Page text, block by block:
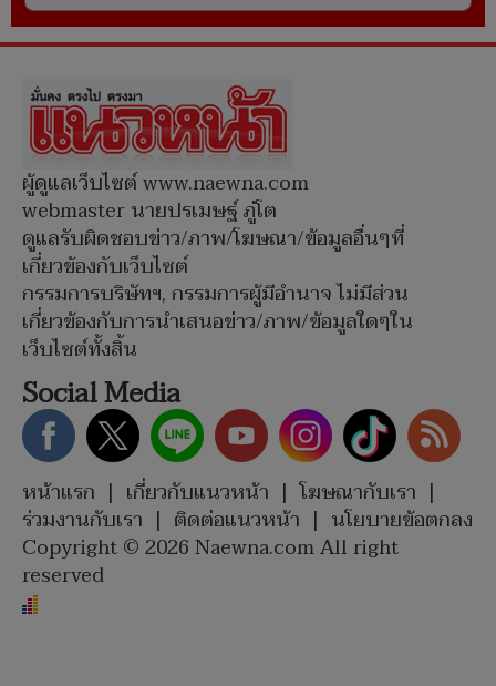
ผู้ดูแลเว็บไซต์ www.naewna.com
webmaster นายปรเมษฐ์ ภู่โต
ดูแลรับผิดชอบข่าว/ภาพ/โฆษณา/ข้อมูลอื่นๆที่
เกี่ยวข้องกับเว็บไซต์
กรรมการบริษัทฯ, กรรมการผู้มีอำนาจ ไม่มีส่วน
เกี่ยวข้องกับการนำเสนอข่าว/ภาพ/ข้อมูลใดๆใน
เว็บไซต์ทั้งสิ้น
Social Media
หน้าแรก | เกี่ยวกับแนวหน้า | โฆษณากับเรา |
ร่วมงานกับเรา | ติดต่อแนวหน้า | นโยบายข้อตกลง
Copyright © 2026 Naewna.com All right
reserved